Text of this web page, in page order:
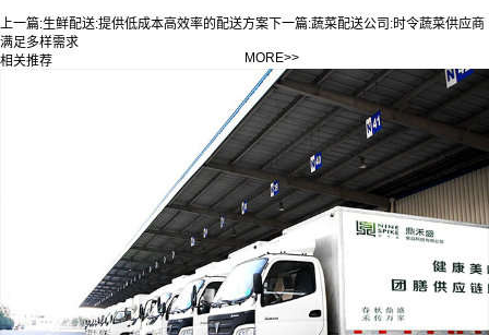
上一篇:生鲜配送:提供低成本高效率的配送方案 下一篇:蔬菜配送公司:时令蔬菜供应商
满足多样需求
相关推荐
MORE>>